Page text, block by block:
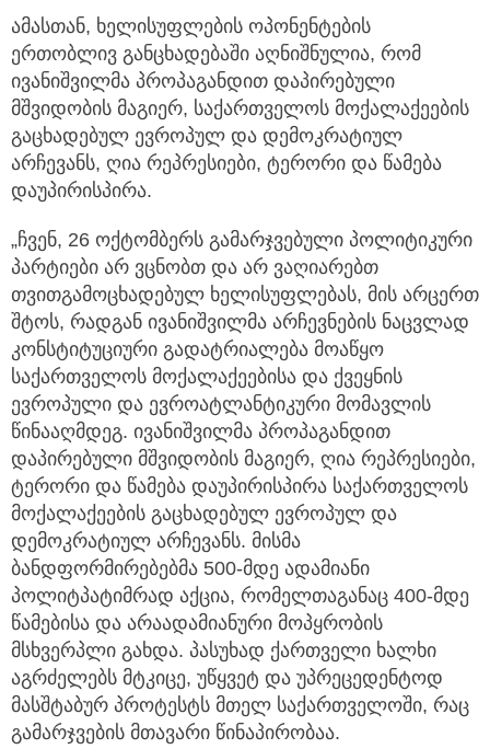
ამასთან, ხელისუფლების ოპონენტების
ერთობლივ განცხადებაში აღნიშნულია, რომ
ივანიშვილმა პროპაგანდით დაპირებული
მშვიდობის მაგიერ, საქართველოს მოქალაქეების
გაცხადებულ ევროპულ და დემოკრატიულ
არჩევანს, ღია რეპრესიები, ტერორი და წამება
დაუპირისპირა.
„ჩვენ, 26 ოქტომბერს გამარჯვებული პოლიტიკური
პარტიები არ ვცნობთ და არ ვაღიარებთ
თვითგამოცხადებულ ხელისუფლებას, მის არცერთ
შტოს, რადგან ივანიშვილმა არჩევნების ნაცვლად
კონსტიტუციური გადატრიალება მოაწყო
საქართველოს მოქალაქეებისა და ქვეყნის
ევროპული და ევროატლანტიკური მომავლის
წინააღმდეგ. ივანიშვილმა პროპაგანდით
დაპირებული მშვიდობის მაგიერ, ღია რეპრესიები,
ტერორი და წამება დაუპირისპირა საქართველოს
მოქალაქეების გაცხადებულ ევროპულ და
დემოკრატიულ არჩევანს. მისმა
ბანდფორმირებებმა 500-მდე ადამიანი
პოლიტპატიმრად აქცია, რომელთაგანაც 400-მდე
წამებისა და არაადამიანური მოპყრობის
მსხვერპლი გახდა. პასუხად ქართველი ხალხი
აგრძელებს მტკიცე, უწყვეტ და უპრეცედენტოდ
მასშტაბურ პროტესტს მთელ საქართველოში, რაც
გამარჯვების მთავარი წინაპირობაა.